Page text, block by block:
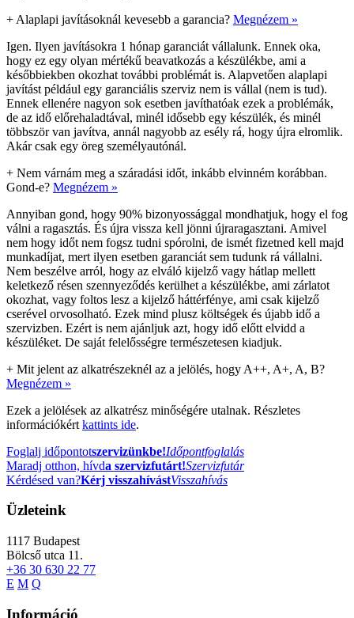
+ Alaplapi javításoknál kevesebb a garancia? Megnézem »
Igen. Ilyen javításokra 1 hónap garanciát vállalunk. Ennek oka,
hogy ez egy olyan mértékű beavatkozás a készülékbe, ami a
későbbiekben okozhat további problémát is. Alapvetően alaplapi
javítást például egy garanciális szerviz nem is vállal (nem is tud).
Ennek ellenére nagyon sok esetben javíthatóak ezek a problémák,
de az idő előrehaladtával, minél idősebb egy készülék, és minél
többször van javítva, annál nagyobb az esély rá, hogy újra elromlik.
Akár csak egy öreg személyautónál.
+ Nem várnám meg a száradási időt, inkább elvinném korábban.
Gond-e? Megnézem »
Annyiban gond, hogy 90% bizonyossággal mondhatjuk, hogy el fog
válni a ragasztás. És újra vissza kell jönni újraragasztani. Amivel
nem hogy időt nem fogsz tudni spórolni, de ismét fizetned kell majd
munkadíjat, mert ilyen esetben garanciát sem tudunk rá vállalni.
Nem beszélve arról, hogy az elváló kijelző vagy hátlap mellett
keletkező résen szennyeződés kerülhet a készülékbe, ami zárlatot
okozhat, vagy foltos lesz a kijelző háttérfénye, ami csak kijelző
cserével orvosolható. Ezek mind plusz költségek és újabb idő a
szervizben. Ezért is nem ajánljuk azt, hogy idő előtt elvidd a
készüléket. De saját felelősségre természetesen kiadjuk.
+ Mit jelent az alkatrészeknél az a jelölés, hogy A++, A+, A, B?
Megnézem »
Ezek a jelölések az alkatrész minőségére utalnak. Részletes
információkért kattints ide.
Foglalj időpontotszervizünkbe!Időpontfoglalás
Maradj otthon, hívda szervizfutárt!Szervizfutár
Kérdésed van?Kérj visszahívástVisszahívás
Üzleteink
1117 Budapest
Bölcső utca 11.
+36 30 630 22 77
E M Q
Információ